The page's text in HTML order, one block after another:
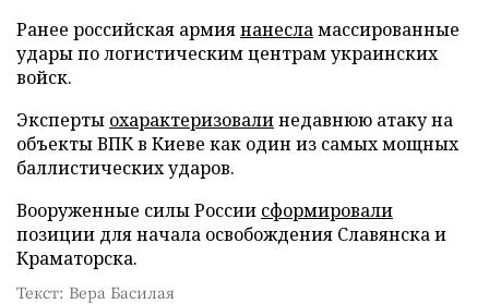
Ранее российская армиянанесламассированные
удары по логистическим центрам украинских
войск.
Эксперты охарактеризовалинедавнюю атаку на
объекты ВПК в Киеве как один из самых мощных
баллистических ударов.
Вооруженные силы России сформировали
позиции для начала освобождения Славянска и
Краматорска.
Текст: Вера Басилая